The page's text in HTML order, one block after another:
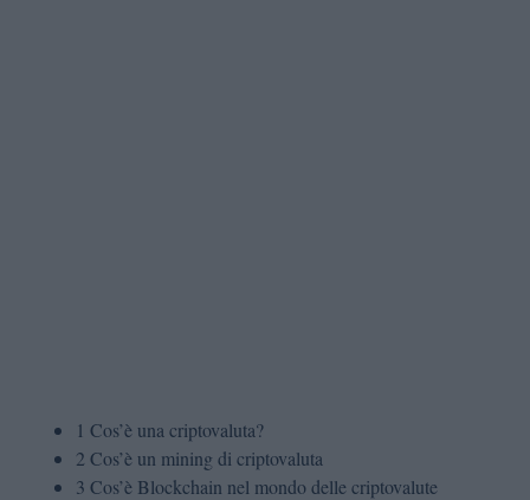
1 Cos’è una criptovaluta?
2 Cos’è un mining di criptovaluta
3 Cos’è Blockchain nel mondo delle criptovalute